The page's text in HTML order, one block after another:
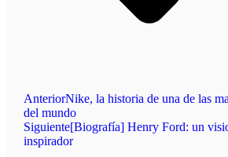
AnteriorNike, la historia de una de las
del mundo
Siguiente[Biografía] Henry Ford: un
inspirador